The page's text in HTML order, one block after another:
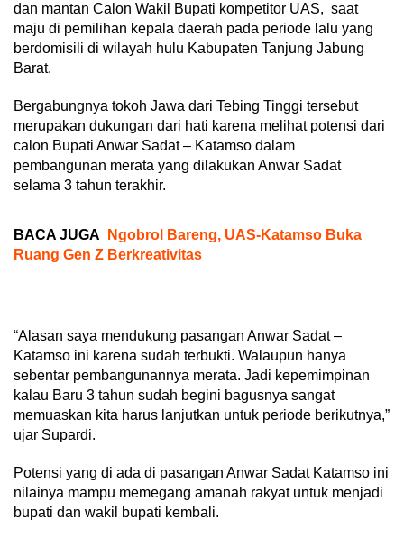
dan mantan Calon Wakil Bupati kompetitor UAS, saat
maju di pemilihan kepala daerah pada periode lalu yang
berdomisili di wilayah hulu Kabupaten Tanjung Jabung
Barat.
Bergabungnya tokoh Jawa dari Tebing Tinggi tersebut
merupakan dukungan dari hati karena melihat potensi dari
calon Bupati Anwar Sadat – Katamso dalam
pembangunan merata yang dilakukan Anwar Sadat
selama 3 tahun terakhir.
BACA JUGA
Ngobrol Bareng, UAS-Katamso Buka
Ruang Gen Z Berkreativitas
“Alasan saya mendukung pasangan Anwar Sadat –
Katamso ini karena sudah terbukti. Walaupun hanya
sebentar pembangunannya merata. Jadi kepemimpinan
kalau Baru 3 tahun sudah begini bagusnya sangat
memuaskan kita harus lanjutkan untuk periode berikutnya,”
ujar Supardi.
Potensi yang di ada di pasangan Anwar Sadat Katamso ini
nilainya mampu memegang amanah rakyat untuk menjadi
bupati dan wakil bupati kembali.